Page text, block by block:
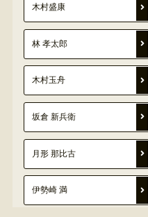
木村盛康
林 孝太郎
木村玉舟
坂倉 新兵衛
月形 那比古
伊勢崎 満